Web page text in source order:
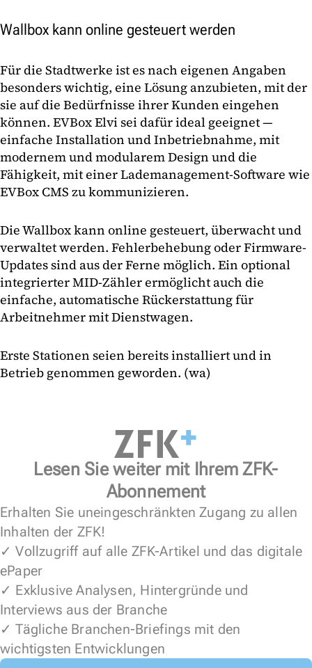
Wallbox kann online gesteuert werden
Für die Stadtwerke ist es nach eigenen Angaben
besonders wichtig, eine Lösung anzubieten, mit der
sie auf die Bedürfnisse ihrer Kunden eingehen
können. EVBox Elvi sei dafür ideal geeignet —
einfache Installation und Inbetriebnahme, mit
modernem und modularem Design und die
Fähigkeit, mit einer Lademanagement-Software wie
EVBox CMS zu kommunizieren.
Die Wallbox kann online gesteuert, überwacht und
verwaltet werden. Fehlerbehebung oder Firmware-
Updates sind aus der Ferne möglich. Ein optional
integrierter MID-Zähler ermöglicht auch die
einfache, automatische Rückerstattung für
Arbeitnehmer mit Dienstwagen.
Erste Stationen seien bereits installiert und in
Betrieb genommen geworden. (wa)
Lesen Sie weiter mit Ihrem ZFK-
Abonnement
Erhalten Sie uneingeschränkten Zugang zu allen
Inhalten der ZFK!
✓ Vollzugriff auf alle ZFK-Artikel und das digitale
ePaper
✓ Exklusive Analysen, Hintergründe und
Interviews aus der Branche
✓ Tägliche Branchen-Briefings mit den
wichtigsten Entwicklungen